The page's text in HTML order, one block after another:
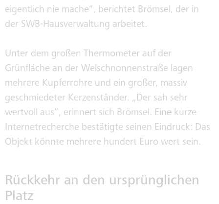
KONZERNGESELLSCHAFTEN
SWB-KORRUPTIONSPRÄVENTION
INTEGRITÄT
HISTORIE
SEPA
eigentlich nie mache“, berichtet Brömsel, der in
der SWB-Hausverwaltung arbeitet.
Unter dem großen Thermometer auf der
Grünfläche an der Welschnonnenstraße lagen
mehrere Kupferrohre und ein großer, massiv
geschmiedeter Kerzenständer. „Der sah sehr
wertvoll aus“, erinnert sich Brömsel. Eine kurze
Internetrecherche bestätigte seinen Eindruck: Das
Objekt könnte mehrere hundert Euro wert sein.
Rückkehr an den ursprünglichen
Platz